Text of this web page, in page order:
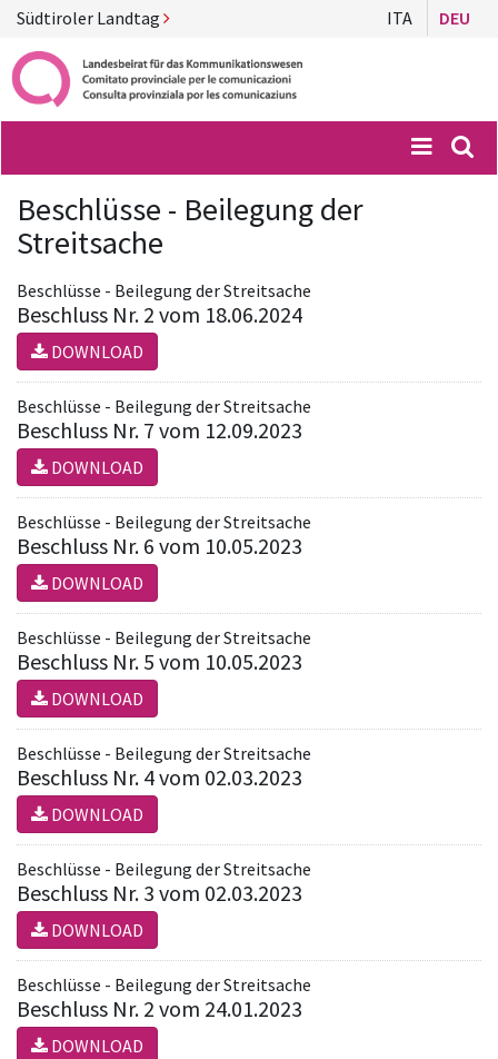
Südtiroler Landtag ITA DEU
Menü
Beschlüsse - Beilegung der
Streitsache
Beschlüsse - Beilegung der Streitsache
Beschluss Nr. 2 vom 18.06.2024
DOWNLOAD
Beschlüsse - Beilegung der Streitsache
Beschluss Nr. 7 vom 12.09.2023
DOWNLOAD
Beschlüsse - Beilegung der Streitsache
Beschluss Nr. 6 vom 10.05.2023
DOWNLOAD
Beschlüsse - Beilegung der Streitsache
Beschluss Nr. 5 vom 10.05.2023
DOWNLOAD
Beschlüsse - Beilegung der Streitsache
Beschluss Nr. 4 vom 02.03.2023
DOWNLOAD
Beschlüsse - Beilegung der Streitsache
Beschluss Nr. 3 vom 02.03.2023
DOWNLOAD
Beschlüsse - Beilegung der Streitsache
Beschluss Nr. 2 vom 24.01.2023
DOWNLOAD